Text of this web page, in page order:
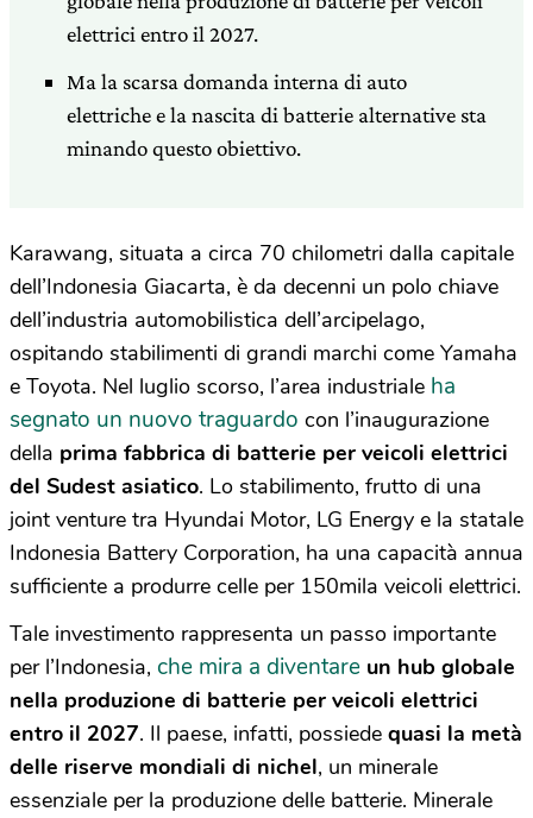
elettrici entro il 2027.
Ma la scarsa domanda interna di auto
elettriche e la nascita di batterie alternative sta
minando questo obiettivo.
Karawang, situata a circa 70 chilometri dalla capitale
dell’Indonesia Giacarta, è da decenni un polo chiave
dell’industria automobilistica dell’arcipelago,
ospitando stabilimenti di grandi marchi come Yamaha
e Toyota. Nel luglio scorso, l’area industriale ha
segnato un nuovo traguardo con l’inaugurazione
della prima fabbrica di batterie per veicoli elettrici
del Sudest asiatico. Lo stabilimento, frutto di una
joint venture tra Hyundai Motor, LG Energy e la statale
Indonesia Battery Corporation, ha una capacità annua
sufficiente a produrre celle per 150mila veicoli elettrici.
Tale investimento rappresenta un passo importante
per l’Indonesia, che mira a diventare un hub globale
nella produzione di batterie per veicoli elettrici
entro il 2027. Il paese, infatti, possiede quasi la metà
delle riserve mondiali di nichel, un minerale
essenziale per la produzione delle batterie. Minerale